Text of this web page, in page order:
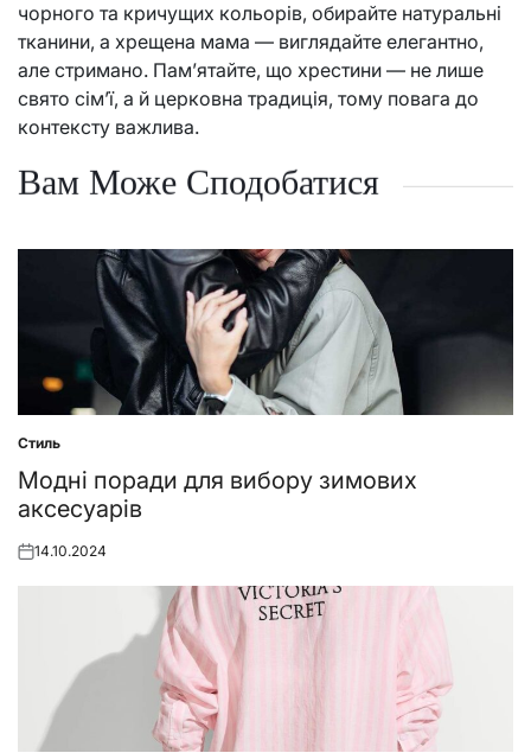
чорного та кричущих кольорів, обирайте натуральні
тканини, а хрещена мама — виглядайте елегантно,
але стримано. Пам’ятайте, що хрестини — не лише
свято сім’ї, а й церковна традиція, тому повага до
контексту важлива.
Вам Може Сподобатися
Posted
in
Стиль
Модні поради для вибору зимових
аксесуарів
Posted
14.10.2024